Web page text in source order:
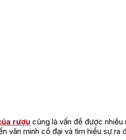
rượu cũng là vấn đề được nhiều
văn minh cổ đại và tìm hiểu sự ra